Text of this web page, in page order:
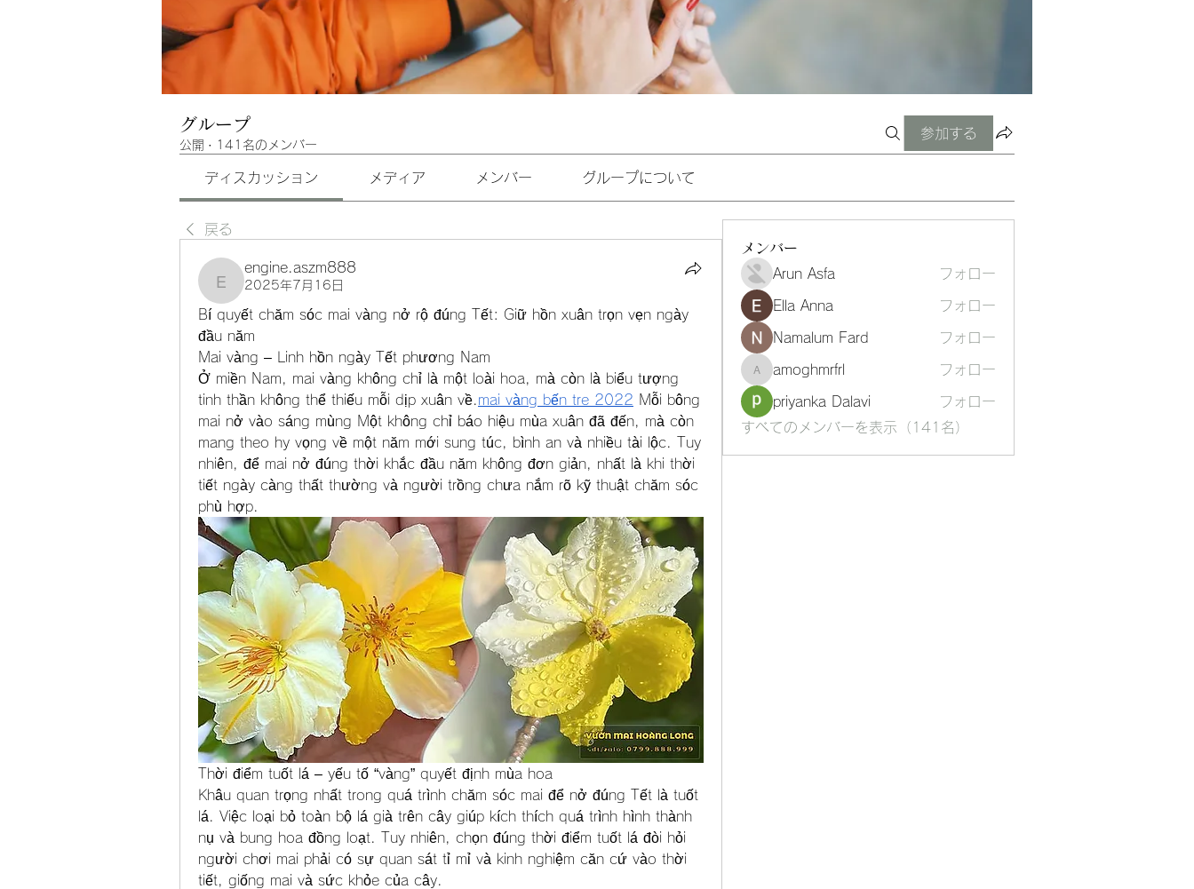
グループ
公開 · 141名のメンバー
参加する
ディスカッション メディア メンバー グループについて
戻る
engine.aszm888
engine.aszm888
2025年7月16日
Bí quyết chăm sóc mai vàng nở rộ đúng Tết: Giữ hồn xuân trọn vẹn ngày
đầu năm
Mai vàng – Linh hồn ngày Tết phương Nam
Ở miền Nam, mai vàng không chỉ là một loài hoa, mà còn là biểu tượng
tinh thần không thể thiếu mỗi dịp xuân về. mai vàng bến tre 2022 Mỗi bông
mai nở vào sáng mùng Một không chỉ báo hiệu mùa xuân đã đến, mà còn
mang theo hy vọng về một năm mới sung túc, bình an và nhiều tài lộc. Tuy
nhiên, để mai nở đúng thời khắc đầu năm không đơn giản, nhất là khi thời
tiết ngày càng thất thường và người trồng chưa nắm rõ kỹ thuật chăm sóc
phù hợp.
Thời điểm tuốt lá – yếu tố “vàng” quyết định mùa hoa
Khâu quan trọng nhất trong quá trình chăm sóc mai để nở đúng Tết là tuốt
lá. Việc loại bỏ toàn bộ lá già trên cây giúp kích thích quá trình hình thành
nụ và bung hoa đồng loạt. Tuy nhiên, chọn đúng thời điểm tuốt lá đòi hỏi
người chơi mai phải có sự quan sát tỉ mỉ và kinh nghiệm căn cứ vào thời
tiết, giống mai và sức khỏe của cây.
メンバー
Arun Asfa
フォロー
Ella Anna フォロー
Namalum Fard フォロー
amoghmrfrl
amoghmrfrl フォロー
priyanka Dalavi
フォロー
すべてのメンバーを表示（141名）